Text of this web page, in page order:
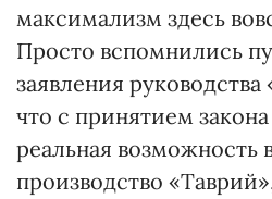
максимализм здесь
Просто вспомнились
заявления
что с принятием
реальная возможность
производство